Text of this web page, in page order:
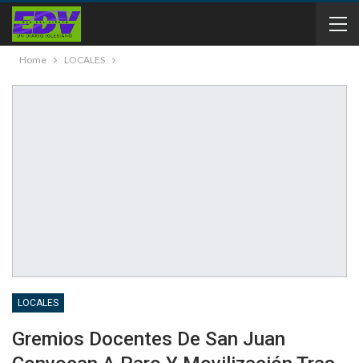
Home LOCALES
LOCALES
Gremios Docentes De San Juan